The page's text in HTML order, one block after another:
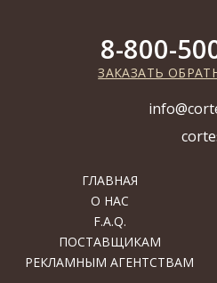
ГЛАВНАЯ
О НАС
F.A.Q.
ПОСТАВЩИКАМ
РЕКЛАМНЫМ АГЕНТСТВАМ
8-800-
ЗАКАЗАТЬ